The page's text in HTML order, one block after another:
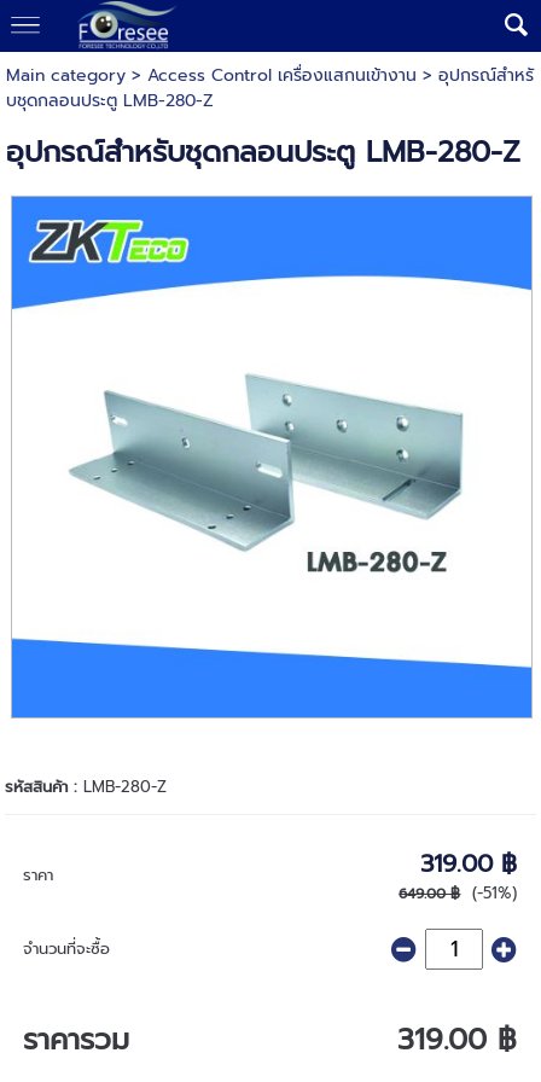
Main category> Access Control เครื่องแสกนเข้างาน > อุปกรณ์สำหรั
บชุดกลอนประตู LMB-280-Z
อุปกรณ์สำหรับชุดกลอนประตู LMB-280-Z
รหัสสินค้า :LMB-280-Z
ราคา 319.00 ฿
649.00 ฿ (-51%)
จำนวนที่จะซื้อ
ราคารวม 319.00 ฿